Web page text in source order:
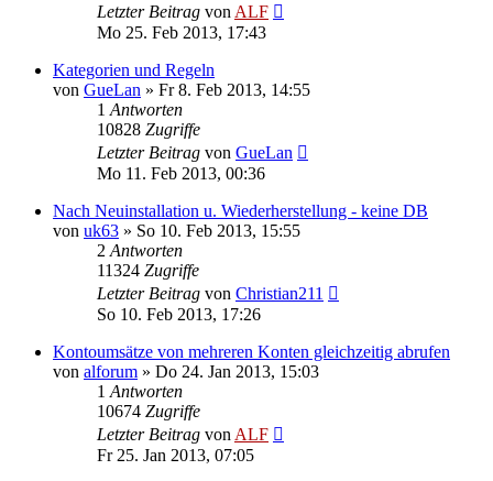
Letzter Beitrag von ALF
Mo 25. Feb 2013, 17:43
Kategorien und Regeln
von GueLan » Fr 8. Feb 2013, 14:55
1 Antworten
10828 Zugriffe
Letzter Beitrag von GueLan
Mo 11. Feb 2013, 00:36
Nach Neuinstallation u. Wiederherstellung - keine DB
von uk63 » So 10. Feb 2013, 15:55
2 Antworten
11324 Zugriffe
Letzter Beitrag von Christian211
So 10. Feb 2013, 17:26
Kontoumsätze von mehreren Konten gleichzeitig abrufen
von alforum » Do 24. Jan 2013, 15:03
1 Antworten
10674 Zugriffe
Letzter Beitrag von ALF
Fr 25. Jan 2013, 07:05